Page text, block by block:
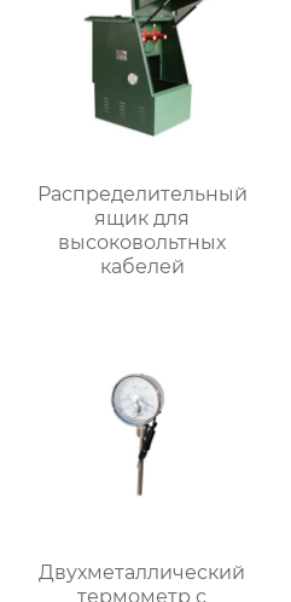
Распределительный
ящик для
высоковольтных
кабелей
Двухметаллический
термометр с